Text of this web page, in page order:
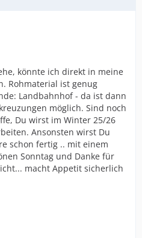
könnte ich direkt in meine
Rohmaterial ist genug
Landbahnhof - da ist dann
möglich. Sind noch
Du wirst im Winter 25/26
Ansonsten wirst Du
schon fertig .. mit einem
Sonntag und Danke für
macht Appetit sicherlich